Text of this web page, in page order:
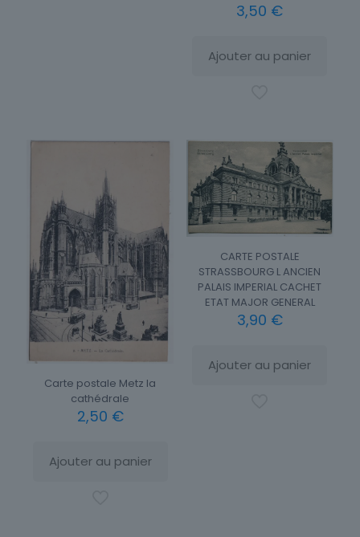
3,50 €
Ajouter au panier
Carte postale Metz la
cathédrale
2,50 €
Ajouter au panier
CARTE POSTALE
STRASSBOURG L ANCIEN
PALAIS IMPERIAL CACHET
ETAT MAJOR GENERAL
3,90 €
Ajouter au panier